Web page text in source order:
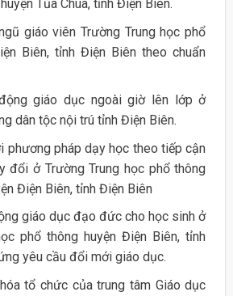
Tủa Chùa, tỉnh Điện Biên.
giáo viên Trường Trung học phổ
Biên, tỉnh Điện Biên theo chuẩn
giáo dục ngoài giờ lên lớp ở
dân tộc nội trú tỉnh Điện Biên.
phương pháp dạy học theo tiếp cận
đổi ở Trường Trung học phổ thông
Điện Biên, tỉnh Điện Biên
giáo dục đạo đức cho học sinh ở
phổ thông huyện Điện Biên, tỉnh
yêu cầu đổi mới giáo dục.
tổ chức của trung tâm Giáo dục